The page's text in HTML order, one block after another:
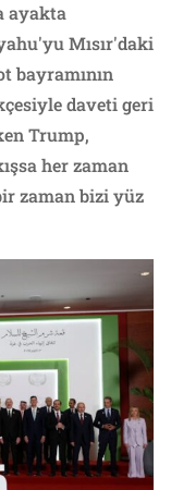
ayakta
Mısır'daki
bayramının
daveti geri
Trump,
her zaman
zaman bizi yüz